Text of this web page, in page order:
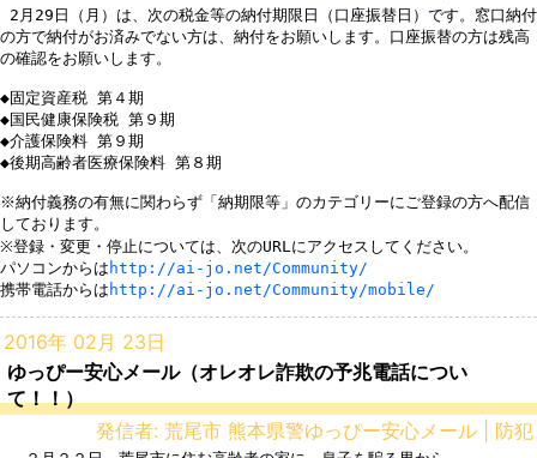
の方で納付がお済みでない方は、納付をお願いします。口座振替の方は残高
の確認をお願いします。
◆固定資産税 第４期
◆国民健康保険税 第９期
◆介護保険料 第９期
◆後期高齢者医療保険料 第８期
※納付義務の有無に関わらず「納期限等」のカテゴリーにご登録の方へ配信
しております。
※登録・変更・停止については、次のURLにアクセスしてください。
パソコンからは http://ai-jo.net/Community/
携帯電話からは http://ai-jo.net/Community/mobile/
2016年 02月 23日
ゆっぴー安心メール（オレオレ詐欺の予兆電話につい
て！！）
発信者: 荒尾市 熊本県警ゆっぴー安心メール | 防犯